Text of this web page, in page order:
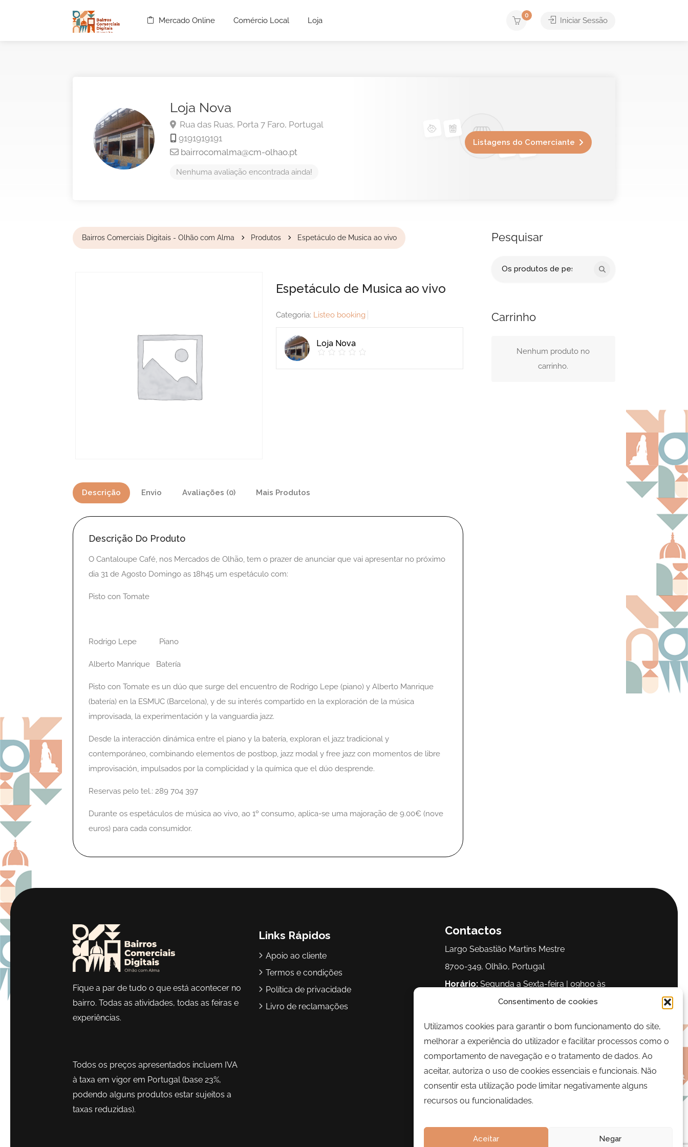
Consentimento de cookies
Utilizamos cookies para garantir o bom funcionamento do site,
melhorar a experiência do utilizador e facilitar processos como o
comportamento de navegação e o tratamento de dados. Ao
aceitar, autoriza o uso de cookies essenciais e funcionais. Não
consentir esta utilização pode limitar negativamente alguns
recursos ou funcionalidades.
Aceitar Negar
Mercado Online Comércio Local Loja
0
Iniciar Sessão
Loja Nova
Rua das Ruas, Porta 7 Faro, Portugal
9191919191
bairrocomalma@cm-olhao.pt
Nenhuma avaliação encontrada ainda!
Listagens do Comerciante
Bairros Comerciais Digitais - Olhão com Alma Produtos Espetáculo de Musica ao vivo
Espetáculo de Musica ao vivo
Categoria: Listeo booking
Loja Nova
Descrição Envio Avaliações (0) Mais Produtos
Descrição Do Produto
O Cantaloupe Café, nos Mercados de Olhão, tem o prazer de anunciar que vai apresentar no próximo
dia 31 de Agosto Domingo as 18h45 um espetáculo com:
Pisto con Tomate
Rodrigo Lepe Piano
Alberto Manrique Batería
Pisto con Tomate es un dúo que surge del encuentro de Rodrigo Lepe (piano) y Alberto Manrique
(batería) en la ESMUC (Barcelona), y de su interés compartido en la exploración de la música
improvisada, la experimentación y la vanguardia jazz.
Desde la interacción dinámica entre el piano y la batería, exploran el jazz tradicional y
contemporáneo, combinando elementos de postbop, jazz modal y free jazz con momentos de libre
improvisación, impulsados por la complicidad y la química que el dúo desprende.
Reservas pelo tel.: 289 704 397
Durante os espetáculos de música ao vivo, ao 1º consumo, aplica-se uma majoração de 9.00€ (nove
euros) para cada consumidor.
Pesquisar
Carrinho
Nenhum produto no
carrinho.
Fique a par de tudo o que está acontecer no
bairro. Todas as atividades, todas as feiras e
experiências.
Todos os preços apresentados incluem IVA
à taxa em vigor em Portugal (base 23%,
podendo alguns produtos estar sujeitos a
taxas reduzidas).
Links Rápidos
Apoio ao cliente
Termos e condições
Política de privacidade
Livro de reclamações
Contactos
Largo Sebastião Martins Mestre
8700-349, Olhão, Portugal
Horário:Segunda a Sexta-feira | 09h00 às
Telefone:289 700 120